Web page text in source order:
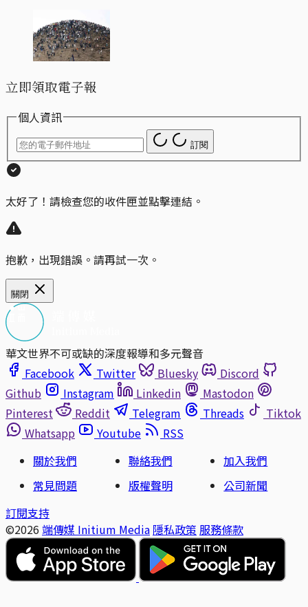
立即領取電子報
個人資訊
訂閱
太好了！請檢查您的收件匣並點擊連結。
抱歉，出現錯誤。請再試一次。
關閉
華文世界不可或缺的深度報導和多元聲音
Facebook
Twitter Bluesky
Discord
Github
Instagram Linkedin
Mastodon
Pinterest
Reddit Telegram Threads
Tiktok
Whatsapp
Youtube
RSS
關於我們
聯絡我們
加入我們
常見問題
版權聲明
公司新聞
訂閱支持
©2026 端傳媒 Initium Media 隱私政策 服務條款